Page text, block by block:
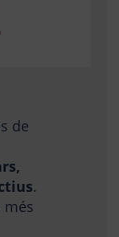
de
.
més